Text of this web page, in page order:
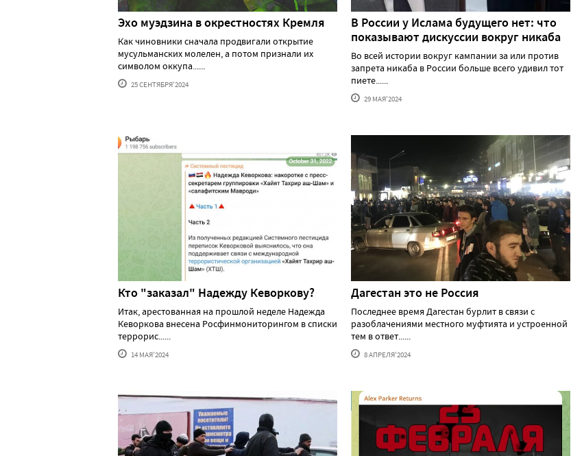
Эхо муэдзина в окрестностях Кремля
Как чиновники сначала продвигали открытие
мусульманских молелен, а потом признали их
символом оккупа......
25 СЕНТЯБРЯ'2024
В России у Ислама будущего нет: что
показывают дискуссии вокруг никаба
Во всей истории вокруг кампании за или против
запрета никаба в России больше всего удивил тот
пиете......
29 МАЯ'2024
Кто "заказал" Надежду Кеворкову?
Итак, арестованная на прошлой неделе Надежда
Кеворкова внесена Росфинмониторингом в списки
террорис......
14 МАЯ'2024
Дагестан это не Россия
Последнее время Дагестан бурлит в связи с
разоблачениями местного муфтията и устроенной
тем в ответ......
8 АПРЕЛЯ'2024